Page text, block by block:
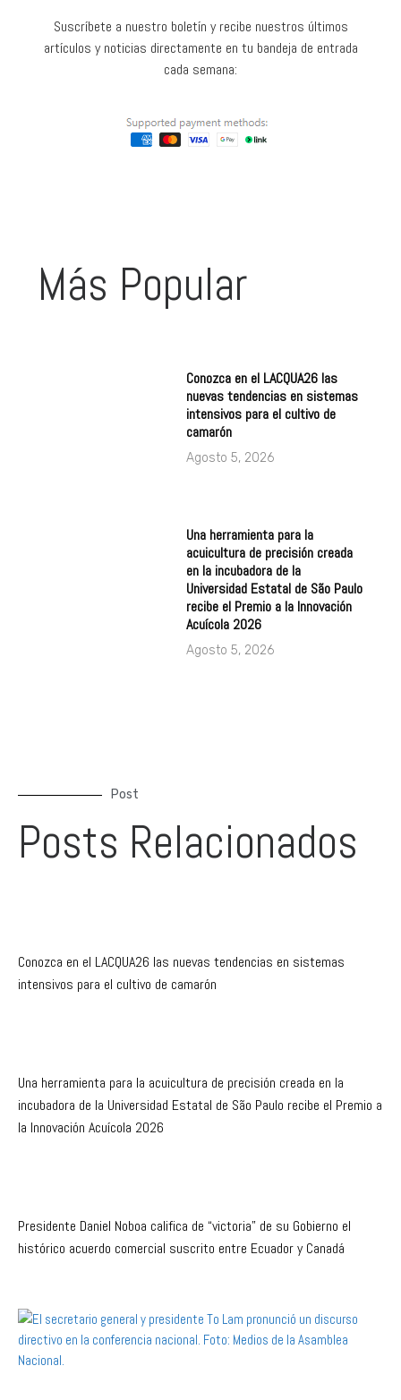
Suscríbete a nuestro boletín y recibe nuestros últimos
artículos y noticias directamente en tu bandeja de entrada
cada semana:
Más Popular
Conozca en el LACQUA26 las
nuevas tendencias en sistemas
intensivos para el cultivo de
camarón
Agosto 5, 2026
Una herramienta para la
acuicultura de precisión creada
en la incubadora de la
Universidad Estatal de São Paulo
recibe el Premio a la Innovación
Acuícola 2026
Agosto 5, 2026
Post
Posts Relacionados
Conozca en el LACQUA26 las nuevas tendencias en sistemas
intensivos para el cultivo de camarón
Una herramienta para la acuicultura de precisión creada en la
incubadora de la Universidad Estatal de São Paulo recibe el Premio a
la Innovación Acuícola 2026
Presidente Daniel Noboa califica de “victoria” de su Gobierno el
histórico acuerdo comercial suscrito entre Ecuador y Canadá